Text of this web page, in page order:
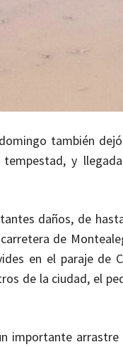
también
y
daños, de
de
en el paraje de
de la ciudad, el
importante